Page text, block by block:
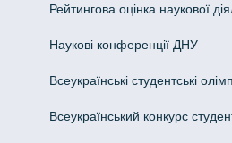
Рейтингова оцінка наукової
Наукові конференції ДНУ
Всеукраїнські студентські
Всеукраїнський конкурс